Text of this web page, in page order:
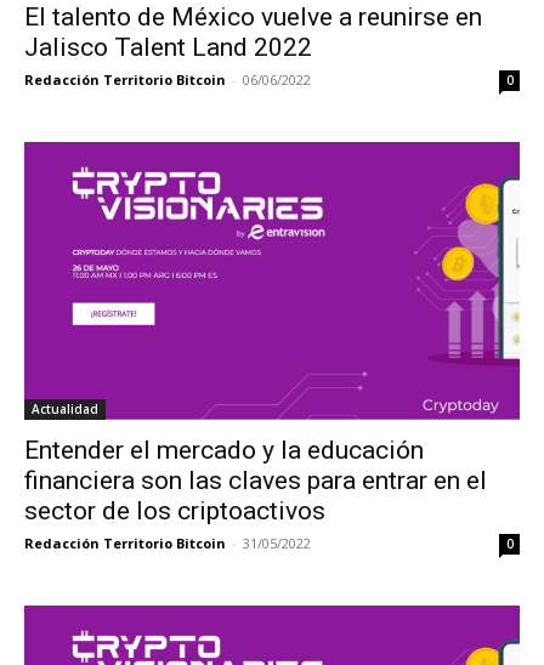
El talento de México vuelve a reunirse en
Jalisco Talent Land 2022
Redacción Territorio Bitcoin - 06/06/2022 0
Actualidad
Entender el mercado y la educación
financiera son las claves para entrar en el
sector de los criptoactivos
Redacción Territorio Bitcoin - 31/05/2022 0